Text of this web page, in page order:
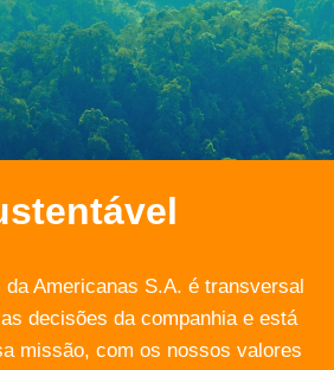
da Americanas S.A. é transversal
decisões da companhia e está
missão, com os nossos valores